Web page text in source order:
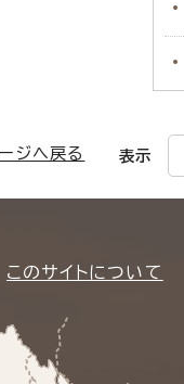
ジへ戻る 表示
このサイトについて